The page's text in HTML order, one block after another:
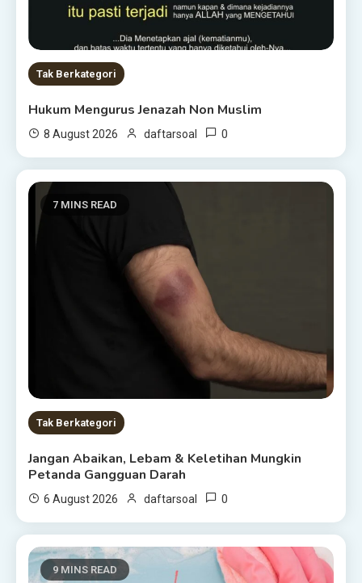
Tak Berkategori
Hukum Mengurus Jenazah Non Muslim
8 August 2026 daftarsoal 0
7 MINS READ
Tak Berkategori
Jangan Abaikan, Lebam & Keletihan Mungkin
Petanda Gangguan Darah
6 August 2026 daftarsoal 0
9 MINS READ